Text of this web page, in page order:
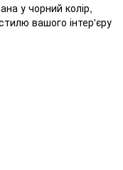
у чорний колір,
вашого інтер'єру